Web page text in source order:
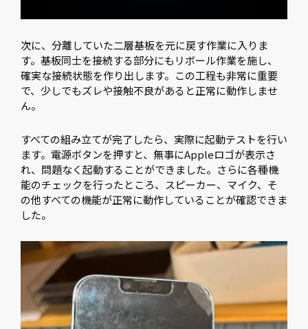
次に、分離していた二層基板を元に戻す作業に入りま
す。基板同士を接続する部分にもリボール作業を施し、
確実な接続状態を作り出します。この工程も非常に重要
で、少しでもズレや接触不良があると正常に動作しませ
ん。
すべての組み立てが完了したら、実際に起動テストを行い
ます。電源ボタンを押すと、無事にAppleロゴが表示さ
れ、問題なく起動することができました。さらに各種機
能のチェックを行ったところ、スピーカー、マイク、そ
の他すべての機能が正常に動作していることが確認できま
した。